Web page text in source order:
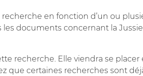
en fonction d’un ou
documents concernant la
recherche. Elle viendra se
que certaines recherches sont